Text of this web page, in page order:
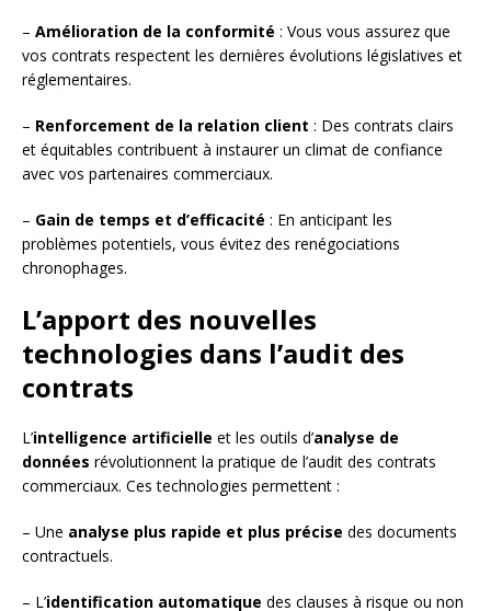
– Amélioration de la conformité : Vous vous assurez que
vos contrats respectent les dernières évolutions législatives et
réglementaires.
– Renforcement de la relation client : Des contrats clairs
et équitables contribuent à instaurer un climat de confiance
avec vos partenaires commerciaux.
– Gain de temps et d’efficacité : En anticipant les
problèmes potentiels, vous évitez des renégociations
chronophages.
L’apport des nouvelles
technologies dans l’audit des
contrats
L’intelligence artificielle et les outils d’analyse de
données révolutionnent la pratique de l’audit des contrats
commerciaux. Ces technologies permettent :
– Une analyse plus rapide et plus précise des documents
contractuels.
– L’identification automatique des clauses à risque ou non